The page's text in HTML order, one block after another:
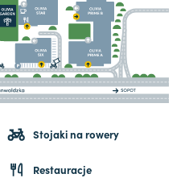
Stojaki na rowery
Restauracje